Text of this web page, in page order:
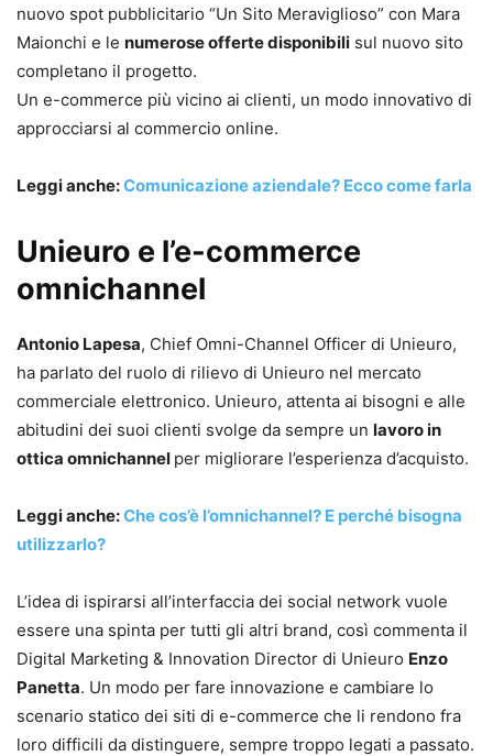
nuovo spot pubblicitario “Un Sito Meraviglioso” con Mara
Maionchi e le numerose offerte disponibili sul nuovo sito
completano il progetto.
Un e-commerce più vicino ai clienti, un modo innovativo di
approcciarsi al commercio online.
Leggi anche:Comunicazione aziendale? Ecco come farla
Unieuro e l’e-commerce
omnichannel
Antonio Lapesa, Chief Omni-Channel Officer di Unieuro,
ha parlato del ruolo di rilievo di Unieuro nel mercato
commerciale elettronico. Unieuro, attenta ai bisogni e alle
abitudini dei suoi clienti svolge da sempre un lavoro in
ottica omnichannel per migliorare l’esperienza d’acquisto.
Leggi anche:Che cos’è l’omnichannel? E perché bisogna
utilizzarlo?
L’idea di ispirarsi all’interfaccia dei social network vuole
essere una spinta per tutti gli altri brand, così commenta il
Digital Marketing & Innovation Director di Unieuro Enzo
Panetta. Un modo per fare innovazione e cambiare lo
scenario statico dei siti di e-commerce che li rendono fra
loro difficili da distinguere, sempre troppo legati a passato.